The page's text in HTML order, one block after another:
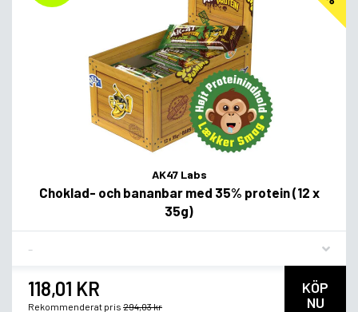
AK47 Labs
Choklad- och bananbar med 35% protein (12 x
35g)
118,01 KR
Rekommenderat pris 294,03 kr
KÖP
NU